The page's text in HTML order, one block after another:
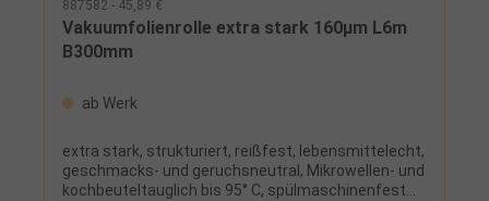
887582 - 45,89 €
Vakuumfolienrolle extra stark 160µm L6m
B300mm
ab Werk
extra stark, strukturiert, reißfest, lebensmittelecht,
geschmacks- und geruchsneutral, Mikrowellen- und
kochbeuteltauglich bis 95° C, spülmaschinenfest